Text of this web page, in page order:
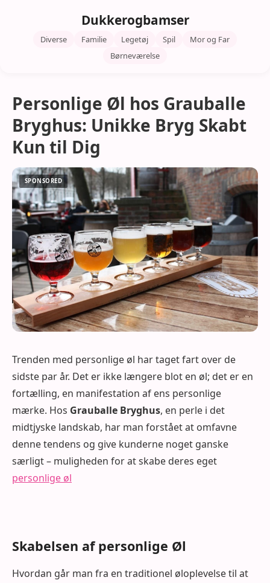
Dukkerogbamser
Diverse Familie Legetøj Spil
Mor og Far
Børneværelse
Personlige Øl hos Grauballe
Bryghus: Unikke Bryg Skabt
Kun til Dig
Trenden med personlige øl har taget fart over de
sidste par år. Det er ikke længere blot en øl; det er en
fortælling, en manifestation af ens personlige
mærke. Hos Grauballe Bryghus, en perle i det
midtjyske landskab, har man forstået at omfavne
denne tendens og give kunderne noget ganske
særligt – muligheden for at skabe deres eget
personlige øl
Skabelsen af personlige Øl
Hvordan går man fra en traditionel øloplevelse til at